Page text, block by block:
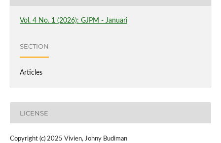
Vol. 4 No. 1 (2026): GJPM - Januari
SECTION
Articles
LICENSE
Copyright (c) 2025 Vivien, Johny Budiman